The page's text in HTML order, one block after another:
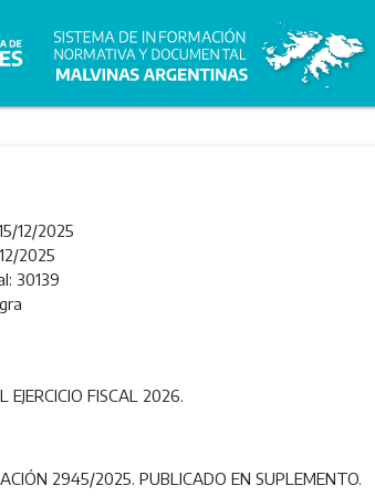
12/2025
2025
30139
EJERCICIO FISCAL 2026.
2945/2025. PUBLICADO EN SUPLEMENTO.